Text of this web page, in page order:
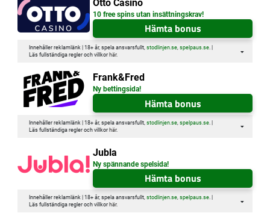
Otto Casino
10 free spins utan insättningskrav!
Hämta bonus
Innehåller reklamlänk | 18+ år, spela ansvarsfullt, stodlinjen.se, spelpaus.se. |
Läs fullständiga regler och villkor här.
Frank&Fred
Ny bettingsida!
Hämta bonus
Innehåller reklamlänk | 18+ år, spela ansvarsfullt, stodlinjen.se, spelpaus.se. |
Läs fullständiga regler och villkor här.
Jubla
Ny spännande spelsida!
Hämta bonus
Innehåller reklamlänk | 18+ år, spela ansvarsfullt, stodlinjen.se, spelpaus.se. |
Läs fullständiga regler och villkor här.